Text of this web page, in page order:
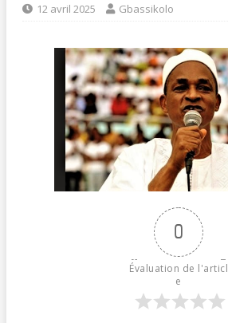
12 avril 2025 Gbassikolo
0
Évaluation de l'articl
e